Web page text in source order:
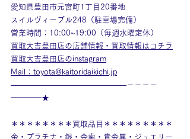
愛知県豊田市元宮町1丁目20番地
スイルヴィーブル248（駐車場完備）
営業時間：10:00~19:00（毎週水曜定休）
買取大吉豊田店の店舗情報・買取情報はコチラ
買取大吉豊田店のinstagram
Mail：toyota@kaitoridaikichi.jp
———————————————－－－－
━━━━★
＊＊＊＊＊＊＊＊買取品目＊＊＊＊＊＊＊＊＊
金・プラチナ・銀・金歯・貴金属・ジュエリー